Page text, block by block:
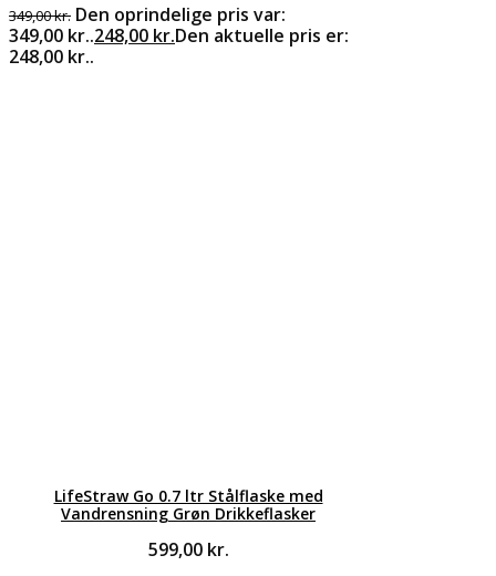
349,00kr. Den oprindelige pris var:
349,00 kr..248,00 kr.Den aktuelle pris er:
248,00 kr..
LifeStraw Go 0.7 ltr Stålflaske med
Vandrensning Grøn Drikkeflasker
599,00 kr.